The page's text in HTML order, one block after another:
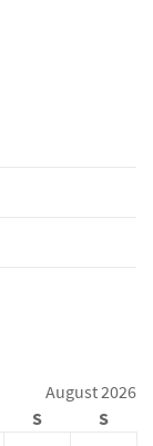
August 2026
S
S